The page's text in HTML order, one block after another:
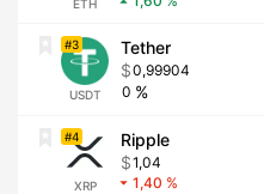
ETH
3
USDT
Tether
0,99904
0
4
XRP
Ripple
1,04
1,40